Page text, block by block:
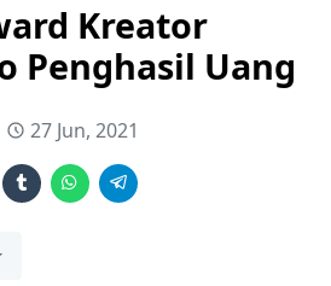
Kreator
Penghasil Uang
27 Jun, 2021